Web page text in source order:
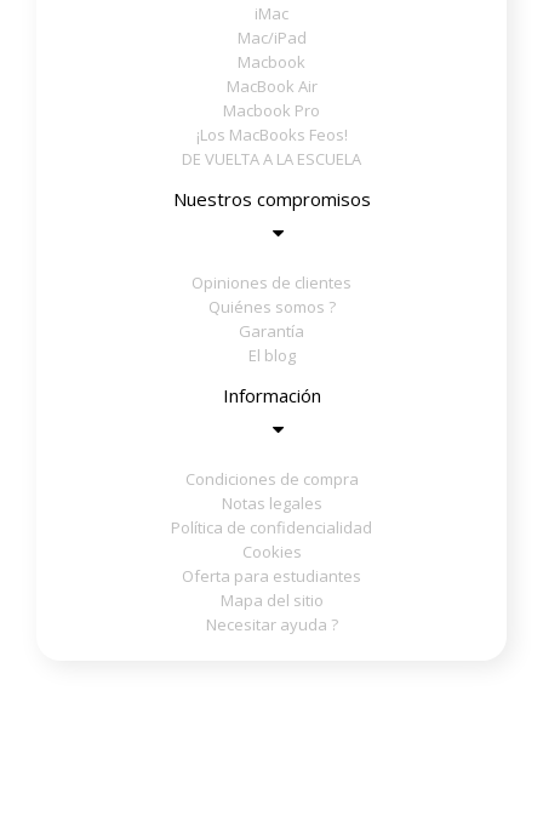
iMac
Mac/iPad
Macbook
MacBook Air
Macbook Pro
¡Los MacBooks Feos!
DE VUELTA A LA ESCUELA
Nuestros compromisos
Opiniones de clientes
Quiénes somos ?
Garantía
El blog
Información
Condiciones de compra
Notas legales
Política de confidencialidad
Cookies
Oferta para estudiantes
Mapa del sitio
Necesitar ayuda ?